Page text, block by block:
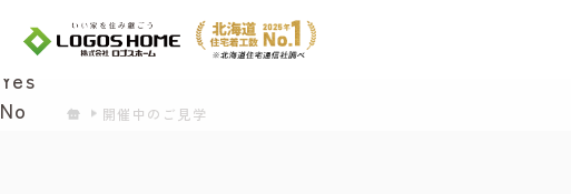
開催中のご見学
Cookie を使用して、お客様の活動を追跡してもよろし
Yes
No